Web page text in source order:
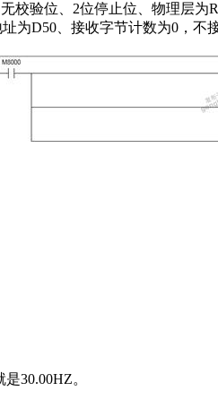
校验位、2位停止位、物理层
为D50、接收字节计数为0，不
30.00HZ。